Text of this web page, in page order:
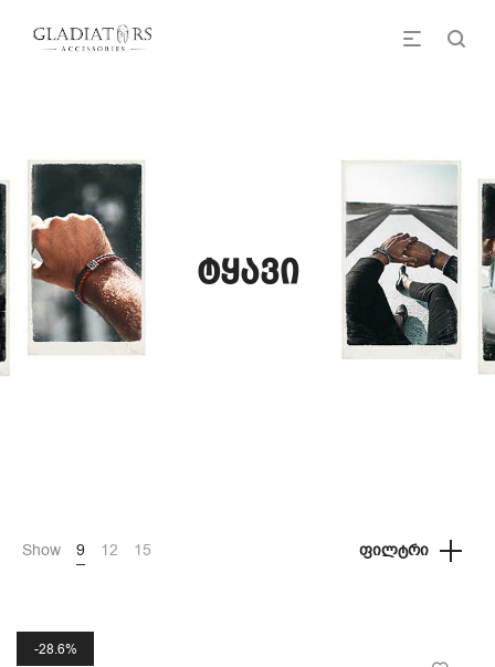
ტყავი
Show 9 12 15 ᲤᲘᲚᲢᲠᲘ
28.6%